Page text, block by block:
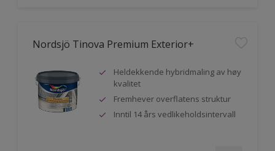
Nordsjö Tinova Premium Exterior+
Heldekkende hybridmaling av høy
kvalitet
Fremhever overflatens struktur
Inntil 14 års vedlikeholdsintervall